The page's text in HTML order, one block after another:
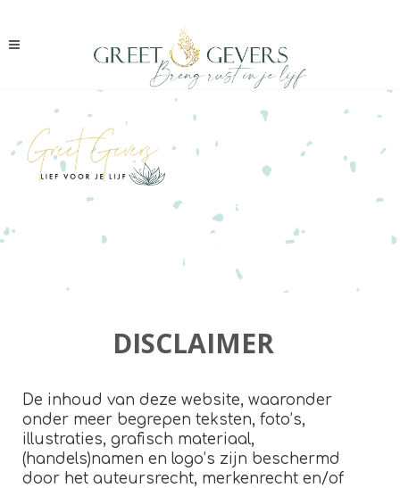
DISCLAIMER
De inhoud van deze website, waaronder
onder meer begrepen teksten, foto’s,
illustraties, grafisch materiaal,
(handels)namen en logo’s zijn beschermd
door het auteursrecht, merkenrecht en/of